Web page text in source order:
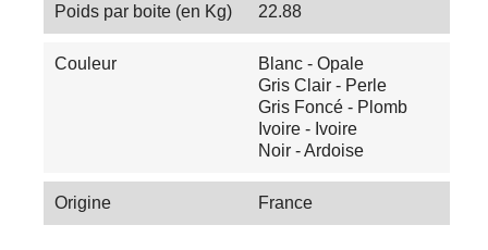
Poids par boite (en Kg) 22.88
Couleur
Blanc - Opale
Gris Clair - Perle
Gris Foncé - Plomb
Ivoire - Ivoire
Noir - Ardoise
Origine France